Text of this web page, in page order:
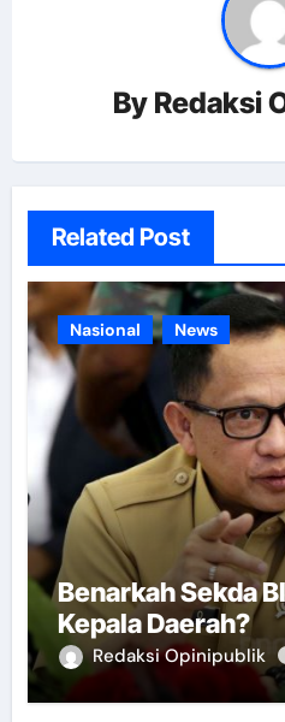
By Redaksi
Related Post
Nasional News
Benarkah Sekda
Kepala Daerah?
Redaksi Opinipublik